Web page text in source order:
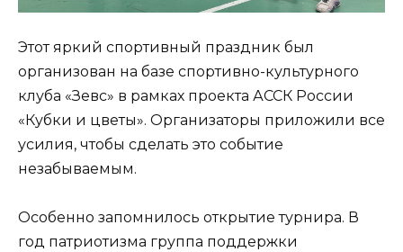
Этот яркий спортивный праздник был
организован на базе спортивно-культурного
клуба «Зевс» в рамках проекта АССК России
«Кубки и цветы». Организаторы приложили все
усилия, чтобы сделать это событие
незабываемым.
Особенно запомнилось открытие турнира. В
год патриотизма группа поддержки